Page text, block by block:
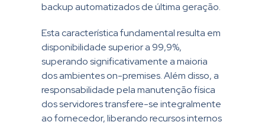
backup automatizados de última geração.
Esta característica fundamental resulta em
disponibilidade superior a 99,9%,
superando significativamente a maioria
dos ambientes on-premises. Além disso, a
responsabilidade pela manutenção física
dos servidores transfere-se integralmente
ao fornecedor, liberando recursos internos